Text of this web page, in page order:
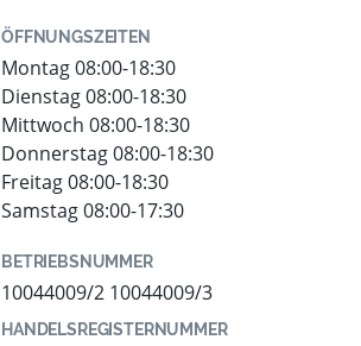
ÖFFNUNGSZEITEN
Montag 08:00-18:30
Dienstag 08:00-18:30
Mittwoch 08:00-18:30
Donnerstag 08:00-18:30
Freitag 08:00-18:30
Samstag 08:00-17:30
BETRIEBSNUMMER
10044009/2 10044009/3
HANDELSREGISTERNUMMER